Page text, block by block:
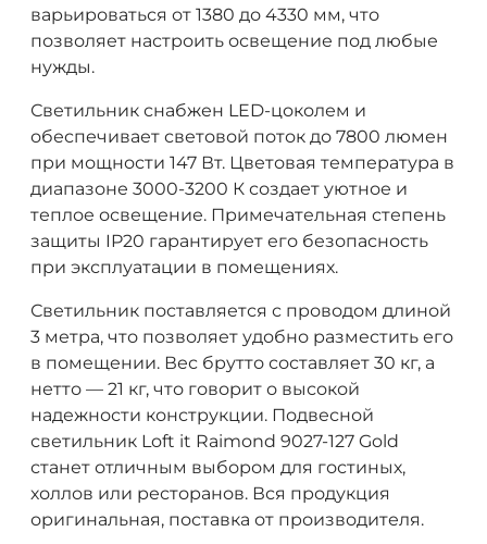
варьироваться от 1380 до 4330 мм, что
позволяет настроить освещение под любые
нужды.
Светильник снабжен LED-цоколем и
обеспечивает световой поток до 7800 люмен
при мощности 147 Вт. Цветовая температура в
диапазоне 3000-3200 К создает уютное и
теплое освещение. Примечательная степень
защиты IP20 гарантирует его безопасность
при эксплуатации в помещениях.
Светильник поставляется с проводом длиной
3 метра, что позволяет удобно разместить его
в помещении. Вес брутто составляет 30 кг, а
нетто — 21 кг, что говорит о высокой
надежности конструкции. Подвесной
светильник Loft it Raimond 9027-127 Gold
станет отличным выбором для гостиных,
холлов или ресторанов. Вся продукция
оригинальная, поставка от производителя.